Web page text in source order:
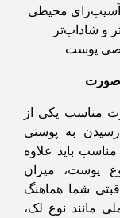
آسیب‌زای محیطی
و شاداب‌تر
پوست
صورت
مناسب یکی از
به پوستی
باید علاوه
پوست، میزان
شما هماهنگ
مانند نوع لک،